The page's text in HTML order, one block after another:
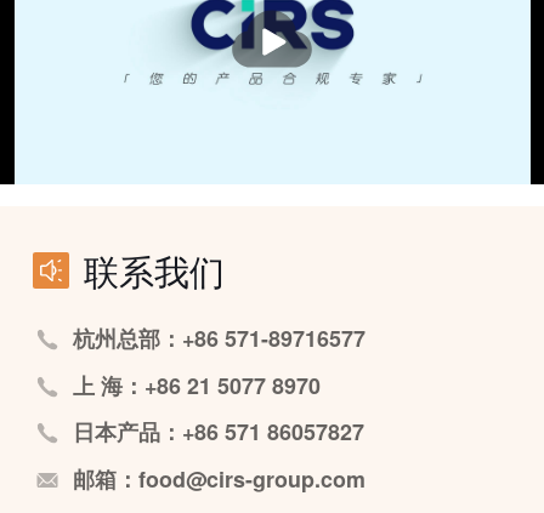
播
放
联系我们
杭州总部：+86 571-89716577
上 海：+86 21 5077 8970
日本产品：+86 571 86057827
邮箱：food@cirs-group.com